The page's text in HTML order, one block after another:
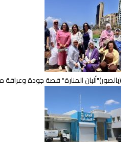
(بالصور)"ألبان المنارة" قصة جودة وعراقة